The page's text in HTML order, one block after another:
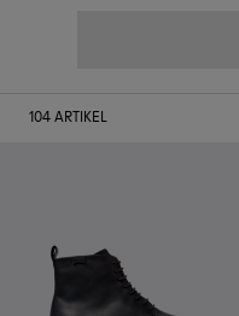
104ARTIKEL